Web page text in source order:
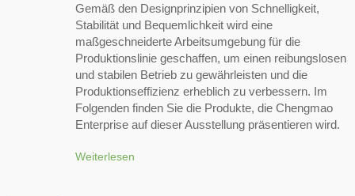
Gemäß den Designprinzipien von Schnelligkeit,
Stabilität und Bequemlichkeit wird eine
maßgeschneiderte Arbeitsumgebung für die
Produktionslinie geschaffen, um einen reibungslosen
und stabilen Betrieb zu gewährleisten und die
Produktionseffizienz erheblich zu verbessern. Im
Folgenden finden Sie die Produkte, die Chengmao
Enterprise auf dieser Ausstellung präsentieren wird.
Weiterlesen